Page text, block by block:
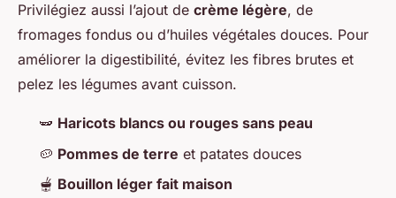
Privilégiez aussi l’ajout de crème légère, de
fromages fondus ou d’huiles végétales douces. Pour
améliorer la digestibilité, évitez les fibres brutes et
pelez les légumes avant cuisson.
🫛 Haricots blancs ou rouges sans peau
🥔 Pommes de terre et patates douces
🫕 Bouillon léger fait maison